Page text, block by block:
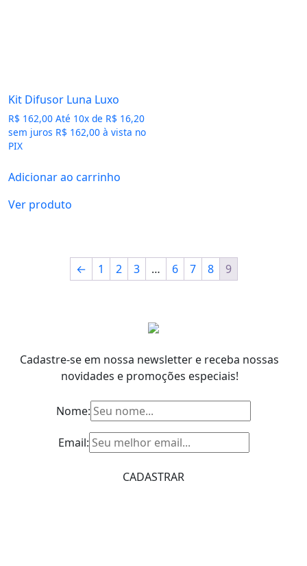
Kit Difusor Luna Luxo
R$ 162,00 Até 10x de R$ 16,20
sem juros R$ 162,00 à vista no
PIX
Adicionar ao carrinho
Ver produto
← 1 2 3 … 6 7 8 9
Cadastre-se em nossa newsletter e receba nossas
novidades e promoções especiais!
Nome:
Email: